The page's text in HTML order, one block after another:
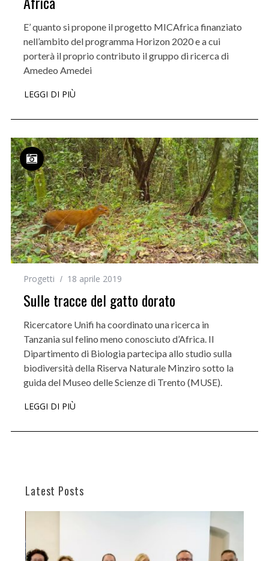
E’ quanto si propone il progetto MICAfrica finanziato
nell’ambito del programma Horizon 2020 e a cui
porterà il proprio contributo il gruppo di ricerca di
Amedeo Amedei
LEGGI DI PIÙ
Progetti 18 aprile 2019
Sulle tracce del gatto dorato
Ricercatore Unifi ha coordinato una ricerca in
Tanzania sul felino meno conosciuto d’Africa. Il
Dipartimento di Biologia partecipa allo studio sulla
biodiversità della Riserva Naturale Minziro sotto la
guida del Museo delle Scienze di Trento (MUSE).
LEGGI DI PIÙ
Latest Posts